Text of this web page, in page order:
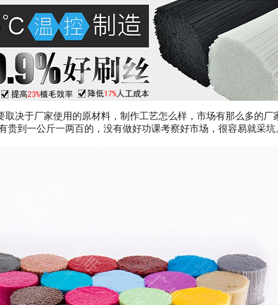
取决于厂家使用的原材料，制作工艺怎么样，市场有那么多的厂
贵到一公斤一两百的，没有做好功课考察好市场，很容易就采坑